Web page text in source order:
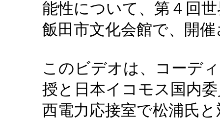
能性について、第４回
飯田市文化会館で、開
このビデオは、コーデ
授と日本イコモス国内
西電力応接室で松浦氏